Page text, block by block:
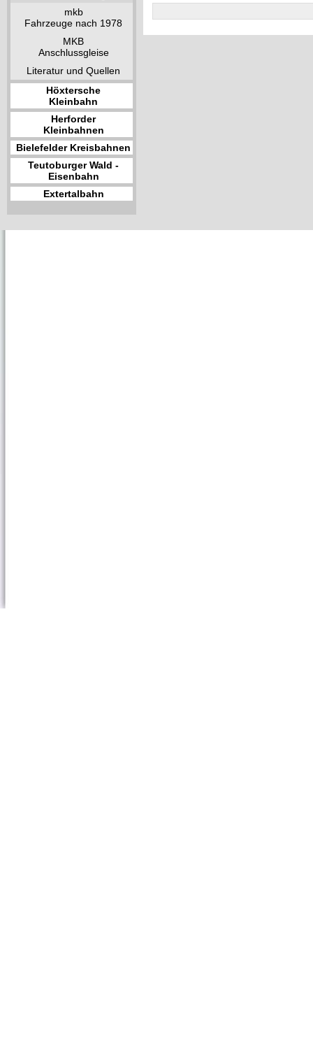
mkb
Fahrzeuge nach 1978
MKB
Anschlussgleise
Literatur und Quellen
Höxtersche
Kleinbahn
Herforder
Kleinbahnen
Bielefelder Kreisbahnen
Teutoburger Wald -
Eisenbahn
Extertalbahn